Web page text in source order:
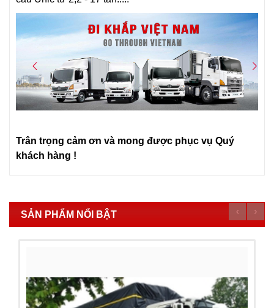
Trân trọng cảm ơn và mong được phục vụ Quý
khách hàng !
SẢN PHẨM NỔI BẬT